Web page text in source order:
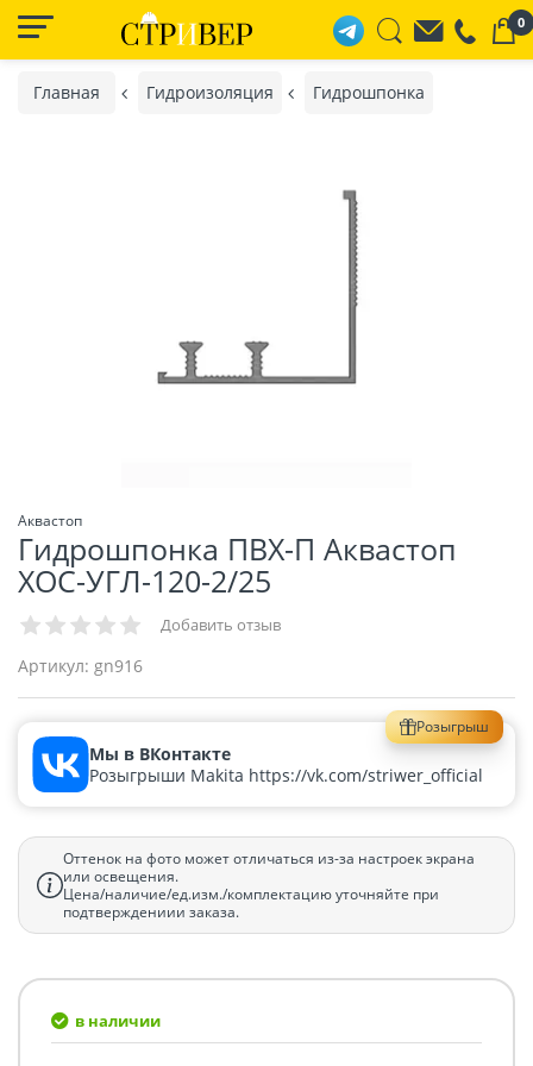
0
Главная Гидроизоляция Гидрошпонка
Аквастоп
Гидрошпонка ПВХ-П Аквастоп
ХОС-УГЛ-120-2/25
Добавить отзыв
Артикул: gn916
Розыгрыш
Мы в ВКонтакте
Розыгрыши Makita https://vk.com/striwer_official
Оттенок на фото может отличаться из-за настроек экрана
или освещения.
Цена/наличие/ед.изм./комплектацию уточняйте при
подтверждениии заказа.
в наличии